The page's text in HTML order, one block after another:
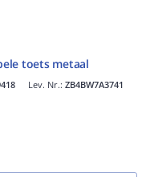
toets metaal
Lev. Nr.: ZB4BW7A3741